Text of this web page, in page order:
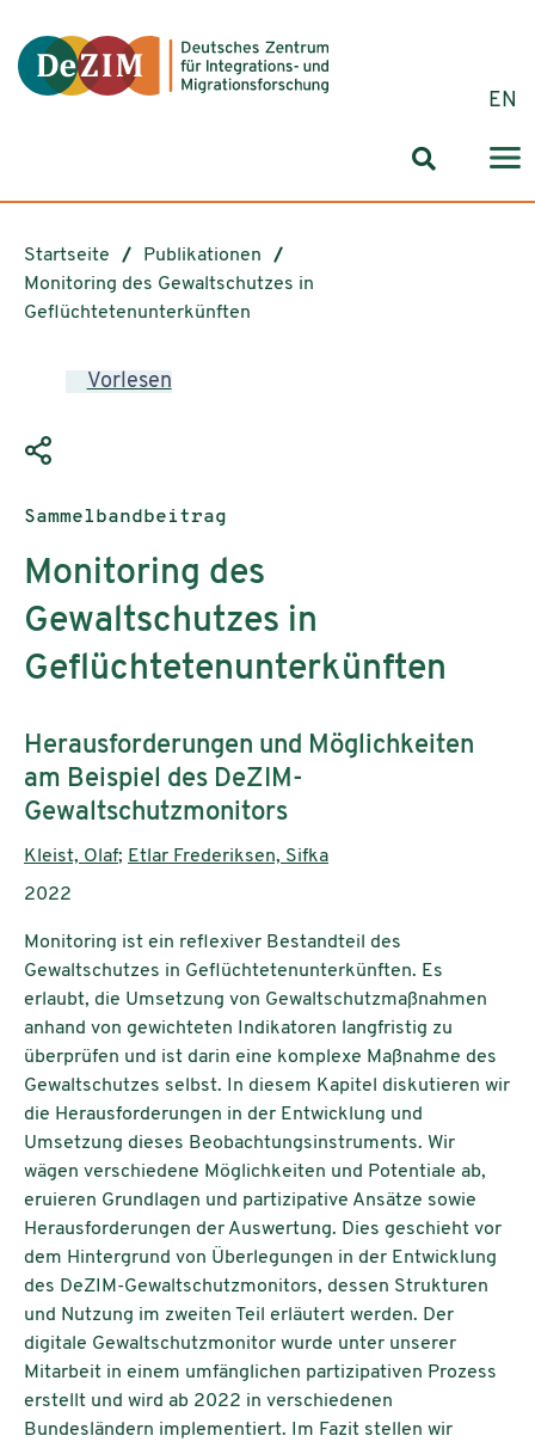
EN
Startseite
Publikationen
Monitoring des Gewaltschutzes in
Geflüchtetenunterkünften
Vorlesen
Publikationstyp:
Sammelbandbeitrag
Monitoring des
Gewaltschutzes in
Geflüchtetenunterkünften
Untertitel:
Herausforderungen und Möglichkeiten
am Beispiel des DeZIM-
Gewaltschutzmonitors
AutorInnen:
Kleist, Olaf; Etlar Frederiksen, Sifka
Publikationsjahr:
2022
Monitoring ist ein reflexiver Bestandteil des
Gewaltschutzes in Geflüchtetenunterkünften. Es
erlaubt, die Umsetzung von Gewaltschutzmaßnahmen
anhand von gewichteten Indikatoren langfristig zu
überprüfen und ist darin eine komplexe Maßnahme des
Gewaltschutzes selbst. In diesem Kapitel diskutieren wir
die Herausforderungen in der Entwicklung und
Umsetzung dieses Beobachtungsinstruments. Wir
wägen verschiedene Möglichkeiten und Potentiale ab,
eruieren Grundlagen und partizipative Ansätze sowie
Herausforderungen der Auswertung. Dies geschieht vor
dem Hintergrund von Überlegungen in der Entwicklung
des DeZIM-Gewaltschutzmonitors, dessen Strukturen
und Nutzung im zweiten Teil erläutert werden. Der
digitale Gewaltschutzmonitor wurde unter unserer
Mitarbeit in einem umfänglichen partizipativen Prozess
erstellt und wird ab 2022 in verschiedenen
Bundesländern implementiert. Im Fazit stellen wir